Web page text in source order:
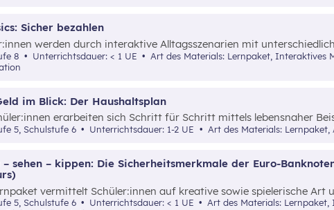
Sicher bezahlen
werden durch interaktive Alltagsszenarien mit
und den damit verbundenen Fragen von
durchgängigen Erzählung samt spielerischer Elemente
8 Unterrichtsdauer: < 1 UE
im Blick: Der Haushaltsplan
erarbeiten sich Schritt für Schritt mittels lebensnaher
für einen Haushaltsplan.
Schulstufe 5, Schulstufe 6 Unterrichtsdauer: 1-2 UE Art des Materials:
– sehen – kippen: Die Sicherheitsmerkmale der Euro-
vermittelt Schüler:innen auf kreative sowie spielerische Art
von Euro-Banknoten hinsichtlich Fälschungssicherheit
Schulstufe 5, Schulstufe 6 Unterrichtsdauer: < 1 UE
Art des Materials: Lernpaket, Interaktives